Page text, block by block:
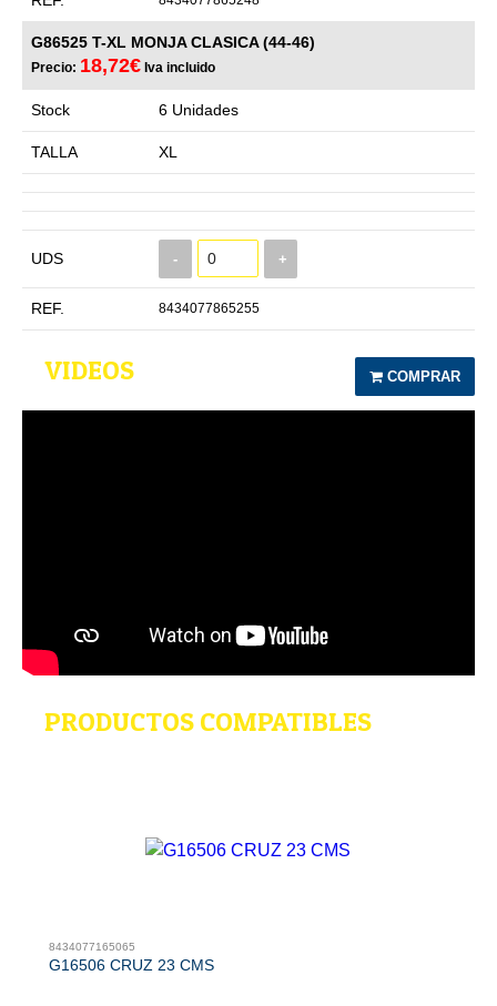
G86525 T-XL MONJA CLASICA (44-46)
Precio: 18,72€ Iva incluido
Stock 6 Unidades
TALLA XL
UDS - +
REF. 8434077865255
COMPRAR
VIDEOS
PRODUCTOS COMPATIBLES
8434077165065
G16506 CRUZ 23 CMS